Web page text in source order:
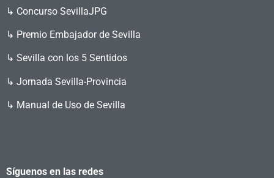
↳ Concurso SevillaJPG
↳ Premio Embajador de Sevilla
↳ Sevilla con los 5 Sentidos
↳ Jornada Sevilla-Provincia
↳ Manual de Uso de Sevilla
Síguenos en las redes